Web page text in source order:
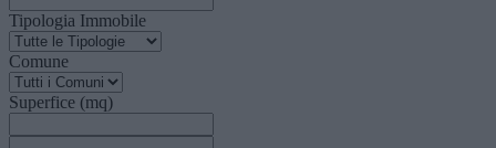
Tipologia Immobile
Comune
Superfice (mq)